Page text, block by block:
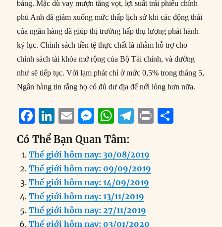
bảng. Mặc dù vay mượn tăng vọt, lợi suất trái phiếu chính
phủ Anh đã giảm xuống mức thấp lịch sử khi các động thái
của ngân hàng đã giúp thị trường hấp thụ lượng phát hành
kỷ lục. Chính sách tiền tệ thực chất là nhằm hỗ trợ cho
chính sách tài khóa mở rộng của Bộ Tài chính, và dường
như sẽ tiếp tục. Với lạm phát chỉ ở mức 0,5% trong tháng 5,
Ngân hàng tin rằng họ có đủ dư địa để nới lỏng hơn nữa.
F
a
c
e
b
o
o
Li
n
k
e
d
I
n
E
m
ai
l
M
e
ss
e
n
g
er
W
h
at
s
A
p
p
T
e
g
r
a
m
P
Có Thể Bạn Quan Tâm:
Thế giới hôm nay: 30/08/2019
Thế giới hôm nay: 09/09/2019
Thế giới hôm nay: 14/09/2019
Thế giới hôm nay: 13/11/2019
Thế giới hôm nay: 27/11/2019
Thế giới hôm nay: 03/01/2020